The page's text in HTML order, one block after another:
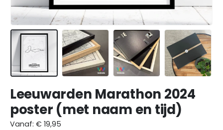
Leeuwarden Marathon 2024
poster (met naam en tijd)
Vanaf: € 19,95